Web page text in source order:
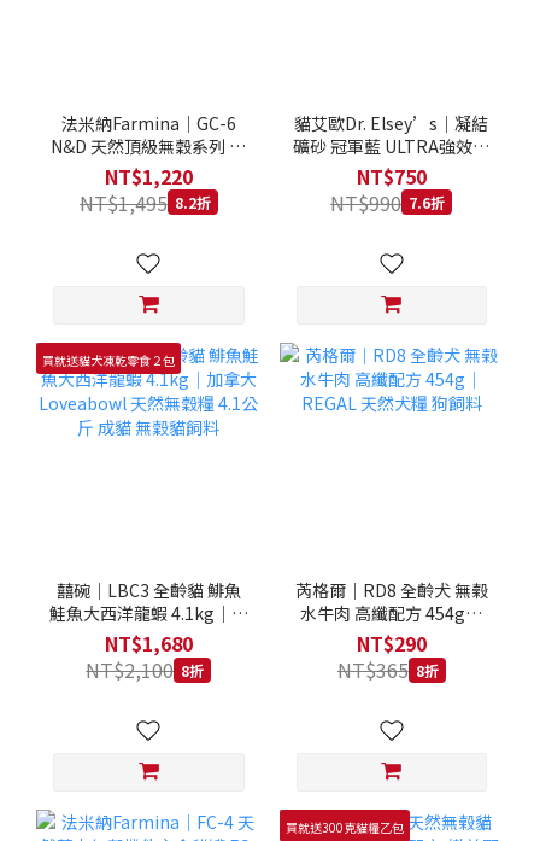
法米納Farmina｜GC-6
N&D 天然頂級無穀系列 室
內/結紮貓 雞肉石榴 1.5KG
NT$1,220
NT$1,495 8.2折
貓艾歐Dr. Elsey’s｜凝結
礦砂 冠軍藍 ULTRA強效除
臭 40LB｜Cat Litter 40磅
士
NT$750
NT$990 7.6折
買就送貓犬凍乾零食２包
囍碗｜LBC3 全齡貓 鯡魚
鮭魚大西洋龍蝦 4.1kg｜加
拿大 Loveabowl 天然無穀
糧 4.1公斤 成貓 無穀貓飼
料
NT$1,680
NT$2,100 8折
芮格爾｜RD8 全齡犬 無榖
水牛肉 高纖配方 454g｜
REGAL 天然犬糧 狗飼料
NT$290
NT$365 8折
買就送300克貓糧乙包